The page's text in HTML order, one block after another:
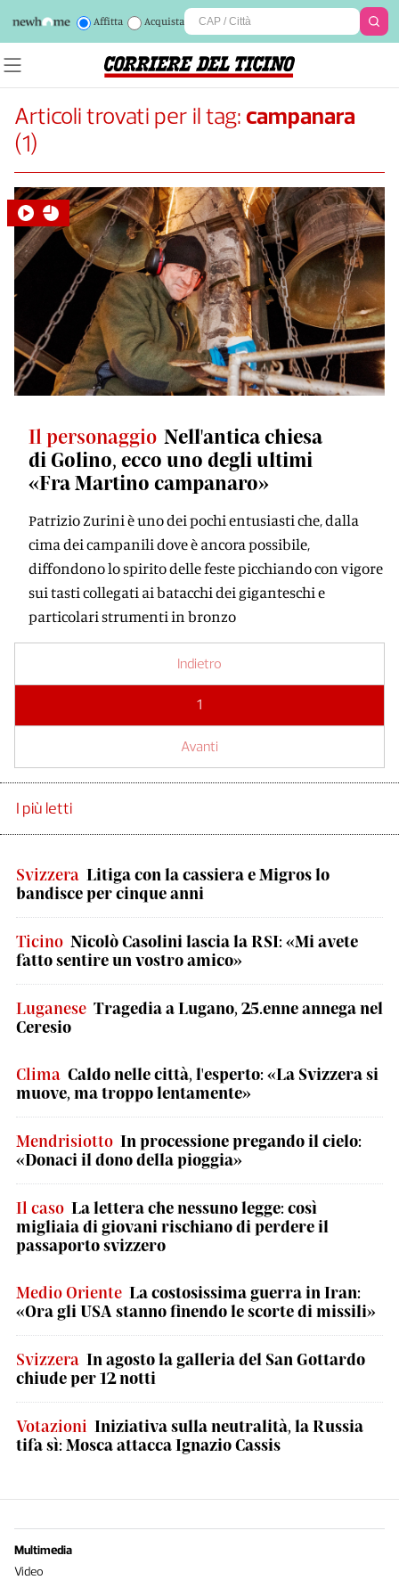
Affitta Acquista
Articoli trovati per il tag:campanara
(1)
Il personaggio Nell'antica chiesa
di Golino, ecco uno degli ultimi
«Fra Martino campanaro»
Patrizio Zurini è uno dei pochi entusiasti che, dalla
cima dei campanili dove è ancora possibile,
diffondono lo spirito delle feste picchiando con vigore
sui tasti collegati ai batacchi dei giganteschi e
particolari strumenti in bronzo
Indietro
1
Avanti
I più letti
Svizzera Litiga con la cassiera e Migros lo
bandisce per cinque anni
Ticino Nicolò Casolini lascia la RSI: «Mi avete
fatto sentire un vostro amico»
Luganese Tragedia a Lugano, 25.enne annega nel
Ceresio
Clima Caldo nelle città, l'esperto: «La Svizzera si
muove, ma troppo lentamente»
Mendrisiotto In processione pregando il cielo:
«Donaci il dono della pioggia»
Il caso La lettera che nessuno legge: così
migliaia di giovani rischiano di perdere il
passaporto svizzero
Medio Oriente La costosissima guerra in Iran:
«Ora gli USA stanno finendo le scorte di missili»
Svizzera In agosto la galleria del San Gottardo
chiude per 12 notti
Votazioni Iniziativa sulla neutralità, la Russia
tifa sì: Mosca attacca Ignazio Cassis
Multimedia
Video